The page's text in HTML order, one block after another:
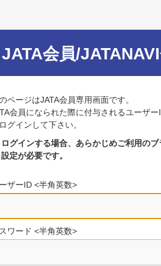
JATA会員/
ページはJATA会員専用画面です。
会員になられた際に付与されるユーザー
グインして下さい。
ログインする場合、あらかじめご利用の
設定が必要です。
ザーID <半角英数>
ワード <半角英数>